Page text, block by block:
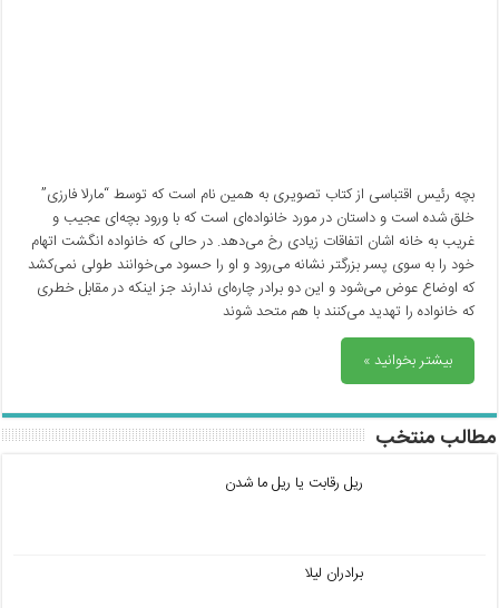
بچه رئیس اقتباسی از کتاب تصویری به همین نام است که توسط “مارلا فارزی”
خلق شده است و داستان در مورد خانواده‌ای است که با ورود بچه‌ای عجیب و
غریب به خانه اشان اتفاقات زیادی رخ می‌دهد. در حالی که خانواده انگشت اتهام
خود را به سوی پسر بزرگتر نشانه می‌رود و او را حسود می‌خوانند طولی نمی‌کشد
که اوضاع عوض می‌شود و این دو برادر چاره‌ای ندارند جز اینکه در مقابل خطری
که خانواده را تهدید می‌کنند با هم متحد شوند
بیشتر بخوانید »
مطالب منتخب
ریل رقابت یا ریل ما شدن
برادران لیلا